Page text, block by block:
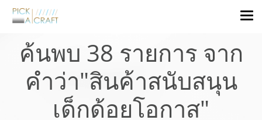
ค้นพบ 38 รายการ จาก
คำว่า"สินค้าสนับสนุน
เด็กด้อยโอกาส"